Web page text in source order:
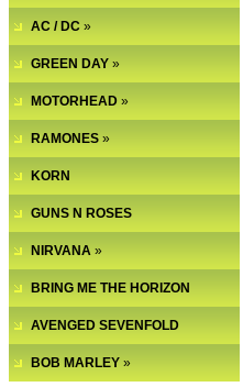
AC / DC »
GREEN DAY »
MOTORHEAD »
RAMONES »
KORN
GUNS N ROSES
NIRVANA »
BRING ME THE HORIZON
AVENGED SEVENFOLD
BOB MARLEY »